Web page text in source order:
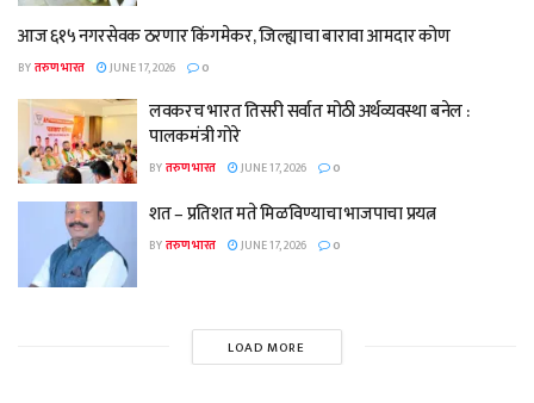
आज ६१५ नगरसेवक ठरणार किंगमेकर, जिल्ह्याचा बारावा आमदार कोण
BYतरुण भारत JUNE 17, 2026 0
लवकरच भारत तिसरी सर्वात मोठी अर्थव्यवस्था बनेल :
पालकमंत्री गोरे
BYतरुण भारत JUNE 17, 2026 0
शत – प्रतिशत मते मिळविण्याचा भाजपाचा प्रयत्न
BYतरुण भारत JUNE 17, 2026 0
LOAD MORE